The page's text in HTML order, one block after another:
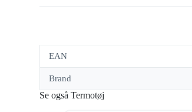
EAN
Brand
Se også Termotøj